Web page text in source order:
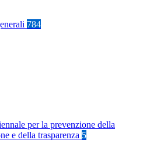
784
per la prevenzione della
e della trasparenza 5